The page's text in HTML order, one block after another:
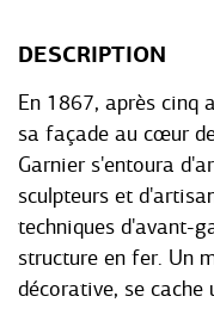
DESCRIPTION
En 1867, après cinq
sa façade au cœur
Garnier s'entoura
sculpteurs et
techniques d'avant-
structure en fer. Un
décorative, se cache